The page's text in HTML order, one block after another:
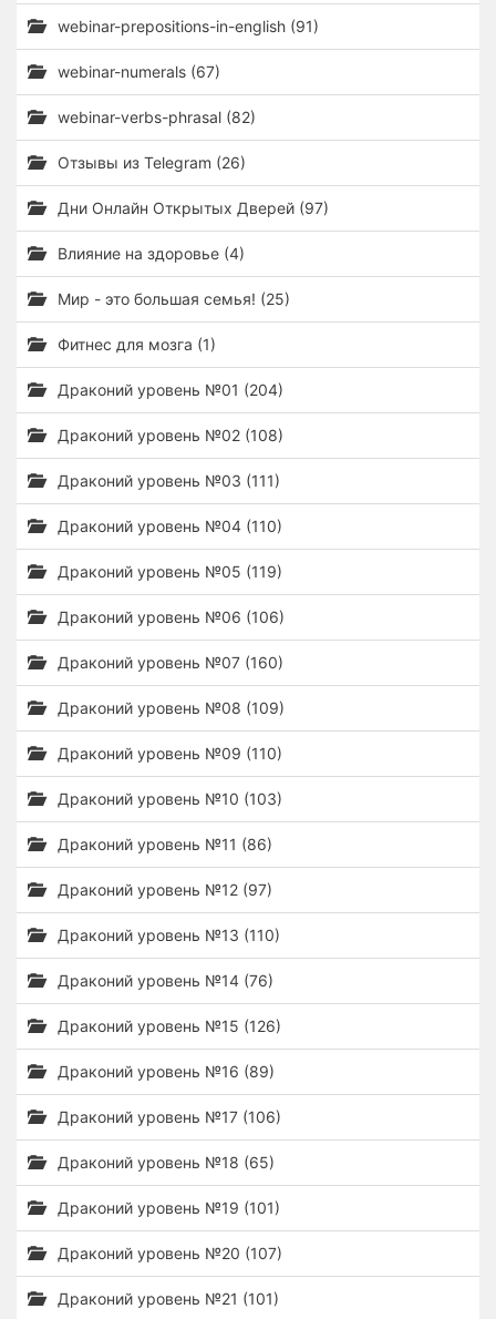
webinar-prepositions-in-english (91)
webinar-numerals (67)
webinar-verbs-phrasal (82)
Отзывы из Telegram (26)
Дни Онлайн Открытых Дверей (97)
Влияние на здоровье (4)
Мир - это большая семья! (25)
Фитнес для мозга (1)
Драконий уровень №01 (204)
Драконий уровень №02 (108)
Драконий уровень №03 (111)
Драконий уровень №04 (110)
Драконий уровень №05 (119)
Драконий уровень №06 (106)
Драконий уровень №07 (160)
Драконий уровень №08 (109)
Драконий уровень №09 (110)
Драконий уровень №10 (103)
Драконий уровень №11 (86)
Драконий уровень №12 (97)
Драконий уровень №13 (110)
Драконий уровень №14 (76)
Драконий уровень №15 (126)
Драконий уровень №16 (89)
Драконий уровень №17 (106)
Драконий уровень №18 (65)
Драконий уровень №19 (101)
Драконий уровень №20 (107)
Драконий уровень №21 (101)